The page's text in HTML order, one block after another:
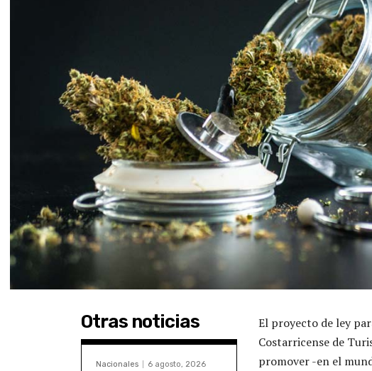
Otras noticias
Nacionales 6 agosto, 2026
El proyecto de ley
Costarricense de
promover -en el